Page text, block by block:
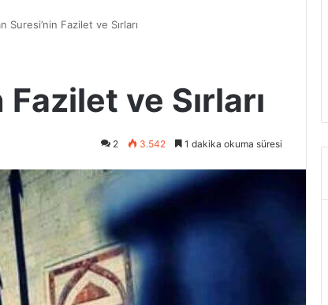
Suresi’nin Fazilet ve Sırları
ve Sırları
2 3.542 1 dakika okuma süresi